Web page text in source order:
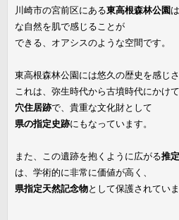
川崎市の宮前区にある東高根森林公園
な自然を肌で感じることが
できる、オアシスのような空間です。
東高根森林公園には悠久の歴史を感じ
これは、弥生時代から古墳時代にかけ
穴住居跡で、貴重な文化財として
県の指定史跡にもなっています。
また、この遺跡を抱くように広がる推
は、学術的に非常に価値が高く、
県指定天然記念物として保護されていま